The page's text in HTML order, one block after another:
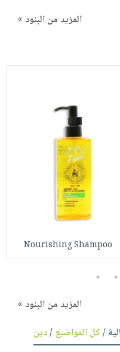
المزيد من البنود »
Nourishing Shampoo
4
5
المزيد من البنود »
/كل المواضيع/دين